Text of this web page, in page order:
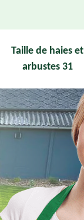
Taille de haies et
arbustes 31